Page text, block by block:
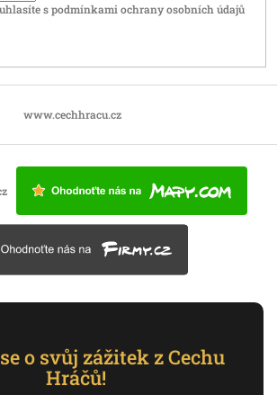
spodmínkami ochrany osobních údajů
www.cechhracu.cz
se o svůj zážitek z Cechu
Hráčů!